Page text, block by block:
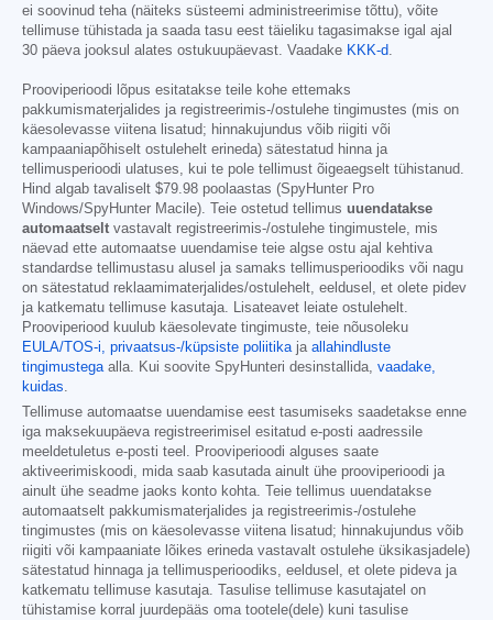
ei soovinud teha (näiteks süsteemi administreerimise tõttu), võite
tellimuse tühistada ja saada tasu eest täieliku tagasimakse igal ajal
30 päeva jooksul alates ostukuupäevast. Vaadake KKK-d.
Prooviperioodi lõpus esitatakse teile kohe ettemaks
pakkumismaterjalides ja registreerimis-/ostulehe tingimustes (mis on
käesolevasse viitena lisatud; hinnakujundus võib riigiti või
kampaaniapõhiselt ostulehelt erineda) sätestatud hinna ja
tellimusperioodi ulatuses, kui te pole tellimust õigeaegselt tühistanud.
Hind algab tavaliselt $79.98 poolaastas (SpyHunter Pro
Windows/SpyHunter Macile). Teie ostetud tellimus uuendatakse
automaatselt vastavalt registreerimis-/ostulehe tingimustele, mis
näevad ette automaatse uuendamise teie algse ostu ajal kehtiva
standardse tellimustasu alusel ja samaks tellimusperioodiks või nagu
on sätestatud reklaamimaterjalides/ostulehelt, eeldusel, et olete pidev
ja katkematu tellimuse kasutaja. Lisateavet leiate ostulehelt.
Prooviperiood kuulub käesolevate tingimuste, teie nõusoleku
EULA/TOS-i, privaatsus-/küpsiste poliitikaja allahindluste
tingimustegaalla. Kui soovite SpyHunteri desinstallida, vaadake,
kuidas.
Tellimuse automaatse uuendamise eest tasumiseks saadetakse enne
iga maksekuupäeva registreerimisel esitatud e-posti aadressile
meeldetuletus e-posti teel. Prooviperioodi alguses saate
aktiveerimiskoodi, mida saab kasutada ainult ühe prooviperioodi ja
ainult ühe seadme jaoks konto kohta. Teie tellimus uuendatakse
automaatselt pakkumismaterjalides ja registreerimis-/ostulehe
tingimustes (mis on käesolevasse viitena lisatud; hinnakujundus võib
riigiti või kampaaniate lõikes erineda vastavalt ostulehe üksikasjadele)
sätestatud hinnaga ja tellimusperioodiks, eeldusel, et olete pideva ja
katkematu tellimuse kasutaja. Tasulise tellimuse kasutajatel on
tühistamise korral juurdepääs oma tootele(dele) kuni tasulise